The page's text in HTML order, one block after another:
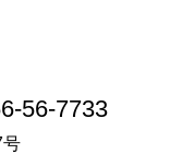
56-7733
号